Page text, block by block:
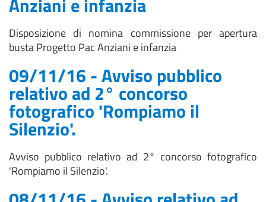
Disposizione di nomina commissione per apertura
busta Progetto Pac Anziani e infanzia
09/11/16 - Avviso pubblico
relativo ad 2° concorso
fotografico 'Rompiamo il
Silenzio'.
Avviso pubblico relativo ad 2° concorso fotografico
'Rompiamo il Silenzio'.